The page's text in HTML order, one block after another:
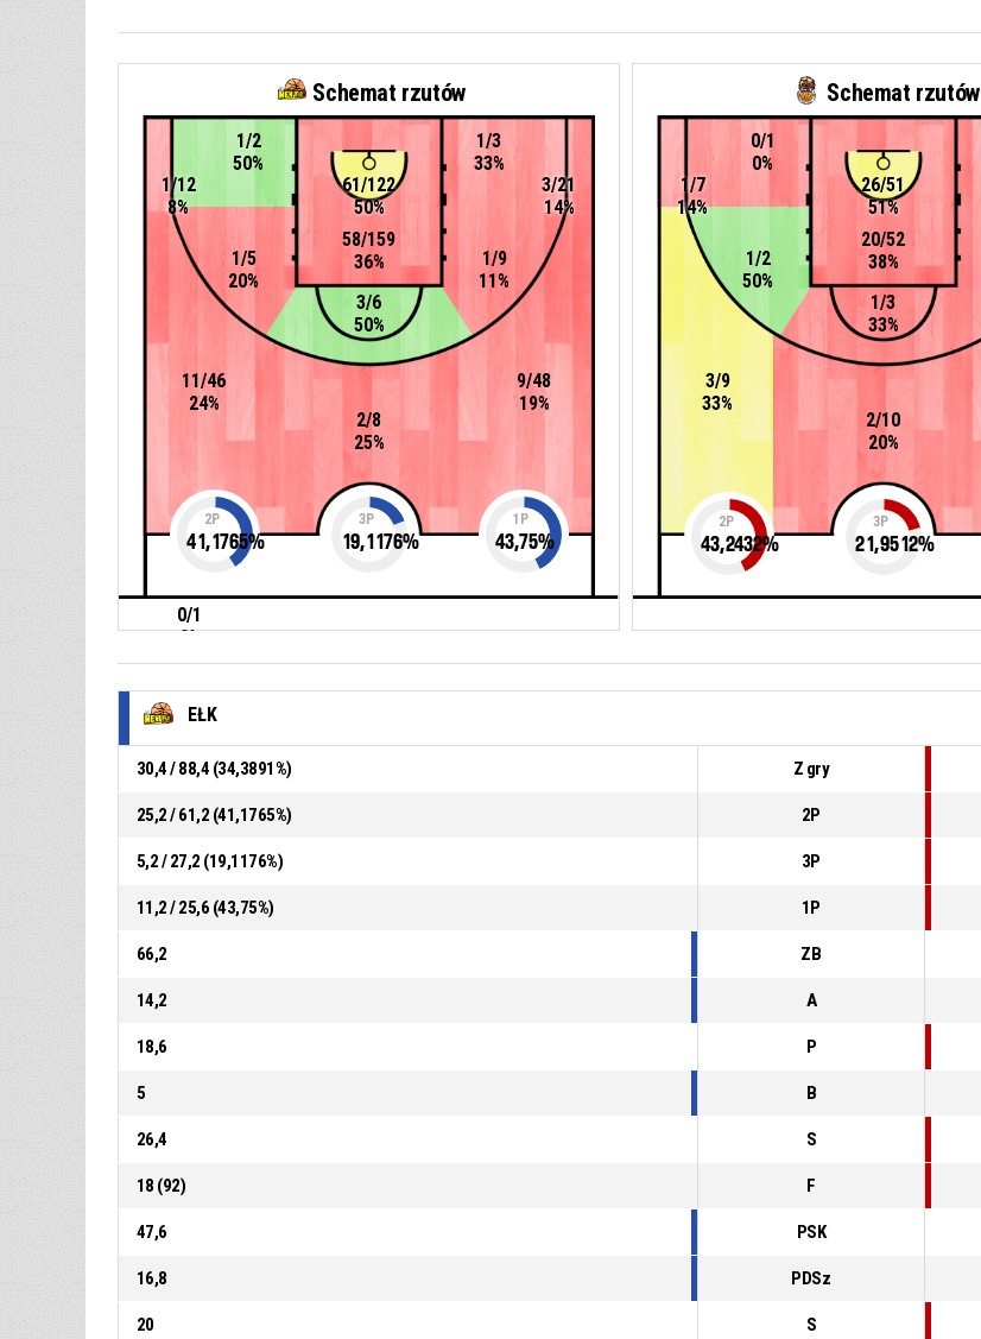
Schemat rzutów
9/48
19%
58/159
36%
61/122
50%
11/46
24%
3/21
14%
1/3
33%
2/8
25%
1/12
8%
1/5
20%
1/9
11%
3/6
50%
1/2
50%
0/1
0%
2P
41,1765%
3P
19,1176%
1P
43,75%
Schemat rzutów
26/51
51%
20/52
38%
1/3
33%
3/9
33%
2/10
20%
1/2
50%
1/7
14%
0/1
0%
2P
43,2432%
3P
21,9512%
EŁK
30,4 / 88,4 (34,3891%) Z gry
25,2 / 61,2 (41,1765%) 2P
5,2 / 27,2 (19,1176%) 3P
11,2 / 25,6 (43,75%) 1P
66,2 ZB
14,2 A
18,6 P
5 B
26,4 S
18 (92) F
47,6 PSK
16,8 PDSz
20 S